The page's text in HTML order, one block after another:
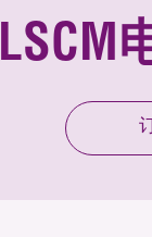
LSCM